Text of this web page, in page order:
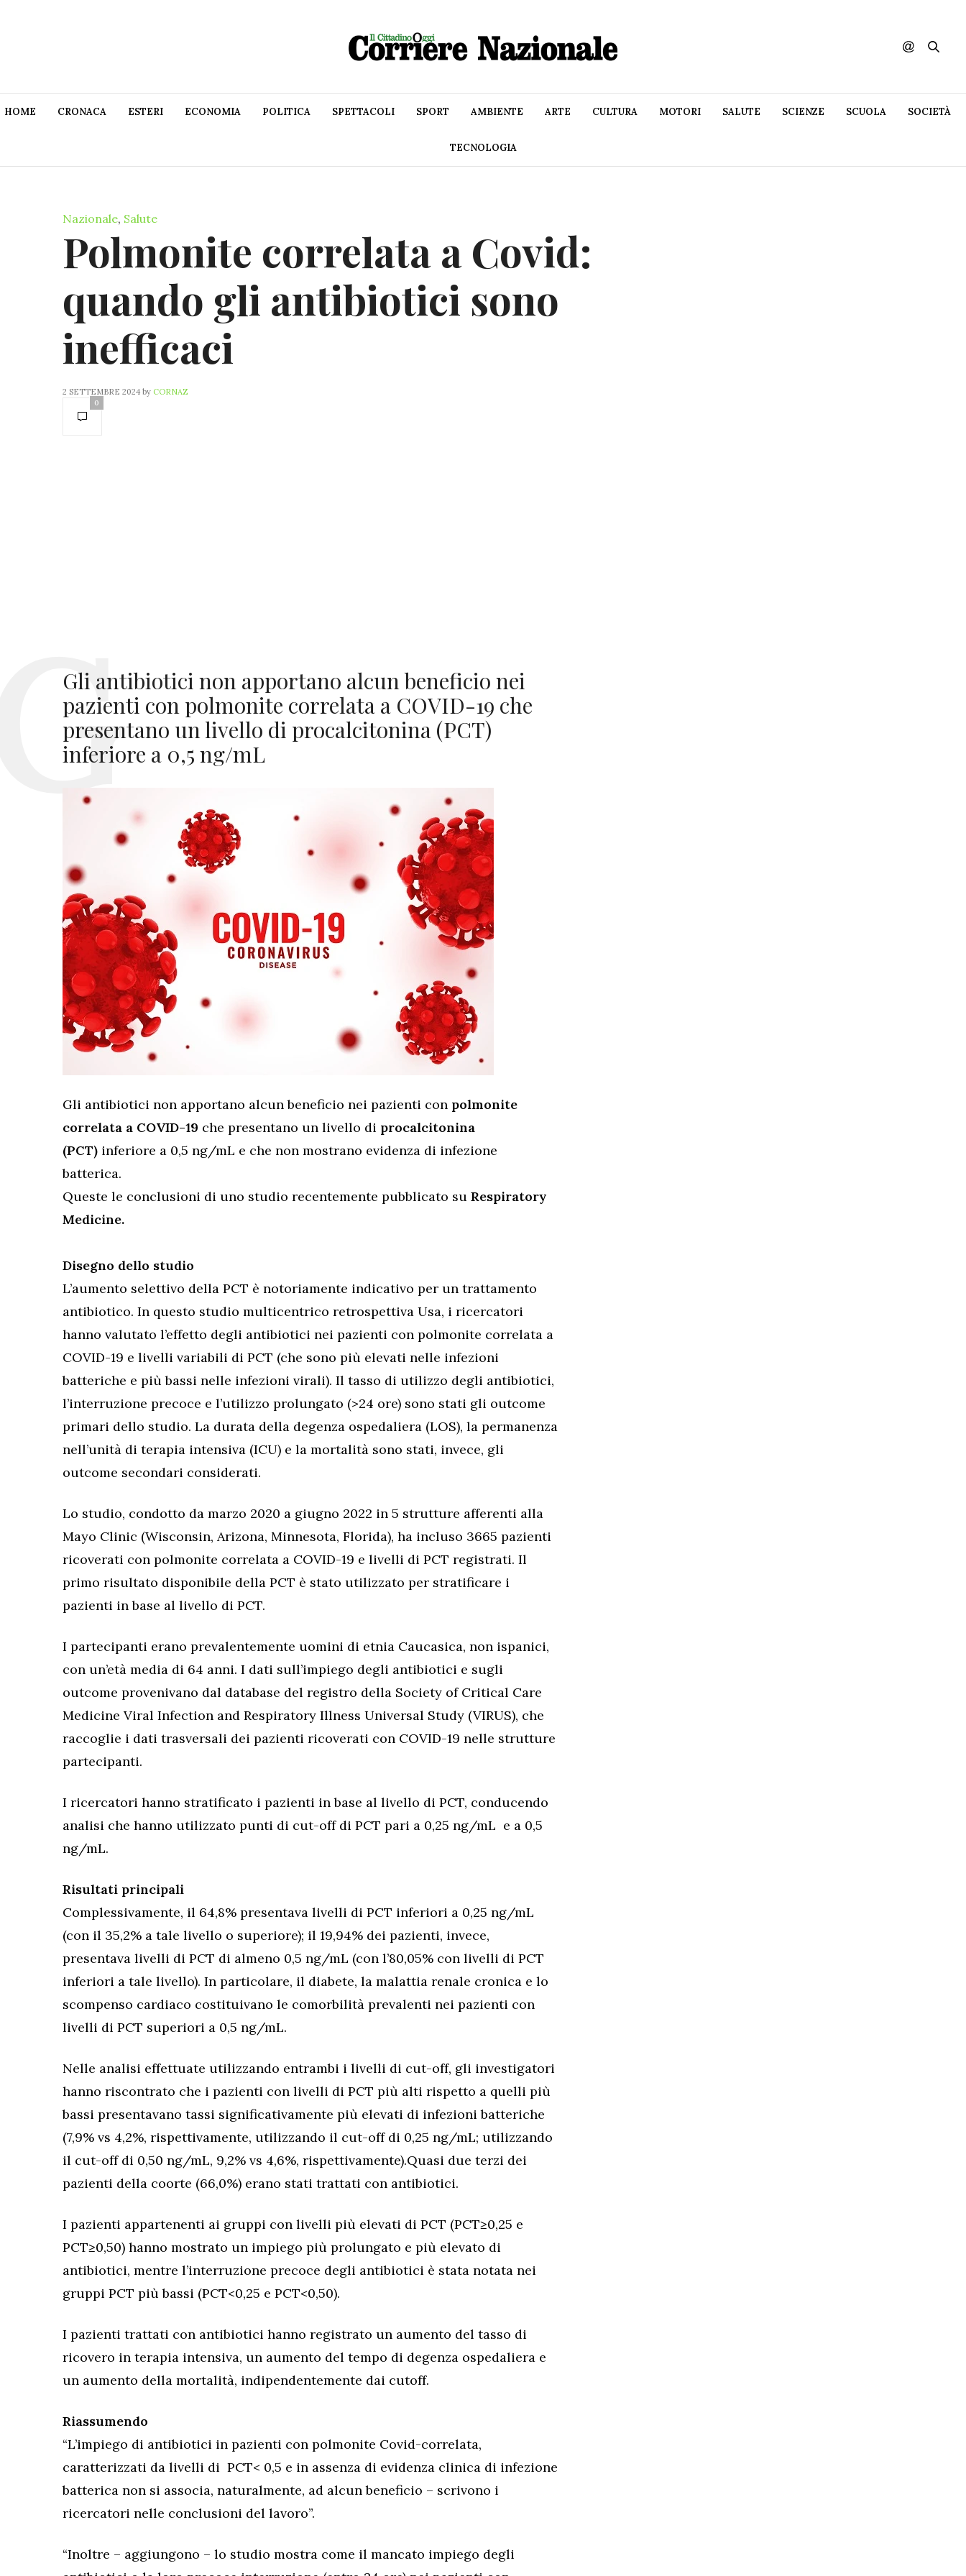
HOME CRONACA ESTERI ECONOMIA POLITICA SPETTACOLI SPORT AMBIENTE ARTE CULTURA MOTORI SALUTE SCIENZE SCUOLA SOCIETÀ
TECNOLOGIA
Nazionale, Salute
Polmonite correlata a Covid:
quando gli antibiotici sono
inefficaci
2 SETTEMBRE 2024 by CORNAZ
0
Gli antibiotici non apportano alcun beneficio nei
pazienti con polmonite correlata a COVID-19 che
presentano un livello di procalcitonina (PCT)
inferiore a 0,5 ng/mL
Gli antibiotici non apportano alcun beneficio nei pazienti con polmonite
correlata a COVID-19 che presentano un livello di procalcitonina
(PCT) inferiore a 0,5 ng/mL e che non mostrano evidenza di infezione
batterica.
Queste le conclusioni di uno studio recentemente pubblicato su Respiratory
Medicine.
Disegno dello studio
L’aumento selettivo della PCT è notoriamente indicativo per un trattamento
antibiotico. In questo studio multicentrico retrospettiva Usa, i ricercatori
hanno valutato l’effetto degli antibiotici nei pazienti con polmonite correlata a
COVID-19 e livelli variabili di PCT (che sono più elevati nelle infezioni
batteriche e più bassi nelle infezioni virali). Il tasso di utilizzo degli antibiotici,
l’interruzione precoce e l’utilizzo prolungato (>24 ore) sono stati gli outcome
primari dello studio. La durata della degenza ospedaliera (LOS), la permanenza
nell’unità di terapia intensiva (ICU) e la mortalità sono stati, invece, gli
outcome secondari considerati.
Lo studio, condotto da marzo 2020 a giugno 2022 in 5 strutture afferenti alla
Mayo Clinic (Wisconsin, Arizona, Minnesota, Florida), ha incluso 3665 pazienti
ricoverati con polmonite correlata a COVID-19 e livelli di PCT registrati. Il
primo risultato disponibile della PCT è stato utilizzato per stratificare i
pazienti in base al livello di PCT.
I partecipanti erano prevalentemente uomini di etnia Caucasica, non ispanici,
con un’età media di 64 anni. I dati sull’impiego degli antibiotici e sugli
outcome provenivano dal database del registro della Society of Critical Care
Medicine Viral Infection and Respiratory Illness Universal Study (VIRUS), che
raccoglie i dati trasversali dei pazienti ricoverati con COVID-19 nelle strutture
partecipanti.
I ricercatori hanno stratificato i pazienti in base al livello di PCT, conducendo
analisi che hanno utilizzato punti di cut-off di PCT pari a 0,25 ng/mL e a 0,5
ng/mL.
Risultati principali
Complessivamente, il 64,8% presentava livelli di PCT inferiori a 0,25 ng/mL
(con il 35,2% a tale livello o superiore); il 19,94% dei pazienti, invece,
presentava livelli di PCT di almeno 0,5 ng/mL (con l’80,05% con livelli di PCT
inferiori a tale livello). In particolare, il diabete, la malattia renale cronica e lo
scompenso cardiaco costituivano le comorbilità prevalenti nei pazienti con
livelli di PCT superiori a 0,5 ng/mL.
Nelle analisi effettuate utilizzando entrambi i livelli di cut-off, gli investigatori
hanno riscontrato che i pazienti con livelli di PCT più alti rispetto a quelli più
bassi presentavano tassi significativamente più elevati di infezioni batteriche
(7,9% vs 4,2%, rispettivamente, utilizzando il cut-off di 0,25 ng/mL; utilizzando
il cut-off di 0,50 ng/mL, 9,2% vs 4,6%, rispettivamente).Quasi due terzi dei
pazienti della coorte (66,0%) erano stati trattati con antibiotici.
I pazienti appartenenti ai gruppi con livelli più elevati di PCT (PCT≥0,25 e
PCT≥0,50) hanno mostrato un impiego più prolungato e più elevato di
antibiotici, mentre l’interruzione precoce degli antibiotici è stata notata nei
gruppi PCT più bassi (PCT<0,25 e PCT<0,50).
I pazienti trattati con antibiotici hanno registrato un aumento del tasso di
ricovero in terapia intensiva, un aumento del tempo di degenza ospedaliera e
un aumento della mortalità, indipendentemente dai cutoff.
Riassumendo
“L’impiego di antibiotici in pazienti con polmonite Covid-correlata,
caratterizzati da livelli di PCT< 0,5 e in assenza di evidenza clinica di infezione
batterica non si associa, naturalmente, ad alcun beneficio – scrivono i
ricercatori nelle conclusioni del lavoro”.
“Inoltre – aggiungono – lo studio mostra come il mancato impiego degli